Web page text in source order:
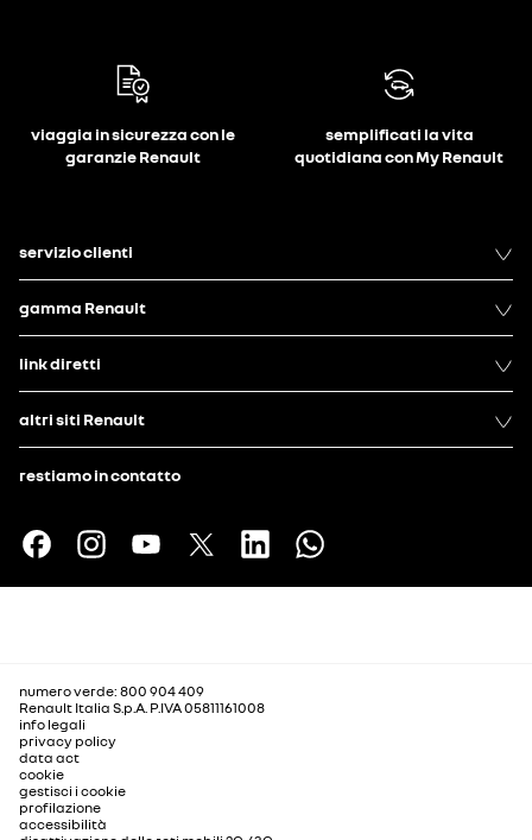
viaggia in sicurezza con le
garanzie Renault
semplificati la vita
quotidiana con My Renault
servizio clienti
gamma Renault
link diretti
altri siti Renault
restiamo in contatto
numero verde: 800 904 409
Renault Italia S.p.A. P.IVA 05811161008
info legali
privacy policy
data act
cookie
gestisci i cookie
profilazione
accessibilità